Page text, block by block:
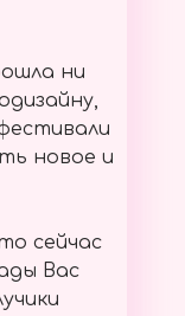
ни
новое и
сейчас
Вас